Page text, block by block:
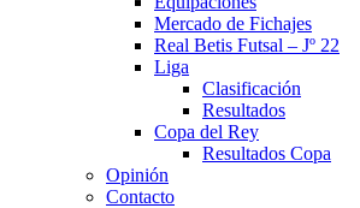
Mercado de Fichajes
Real Betis Futsal – Jº 22
Liga
Clasificación
Resultados
Copa del Rey
Resultados Copa
Opinión
Contacto